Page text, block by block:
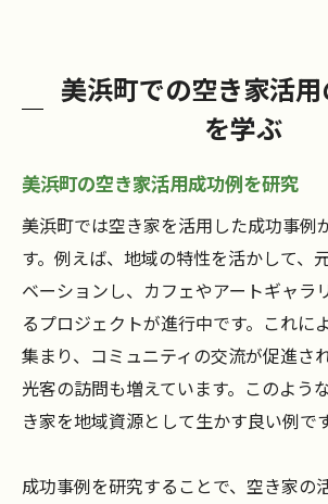
美浜町での空き家活
を学ぶ
美浜町の空き家活用成功例を研究
美浜町では空き家を活用した成功事例
す。例えば、地域の特性を活かして、
ベーションし、カフェやアートギャラ
るプロジェクトが進行中です。これに
集まり、コミュニティの交流が促進さ
光客の訪問も増えています。このよう
き家を地域資源として生かす良い例です
成功事例を研究することで、空き家の